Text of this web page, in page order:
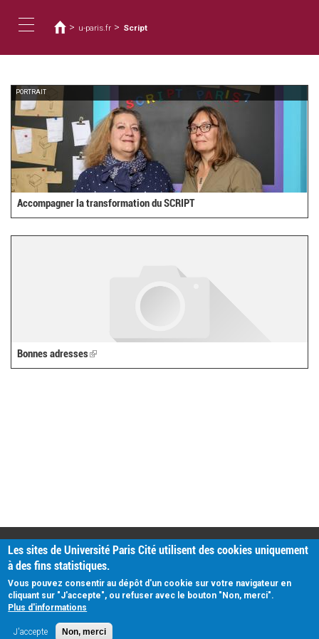
contenu
navigation
êtes
ici
> u-paris.fr > Script
PORTRAIT
Accompagner la transformation du SCRIPT
Bonnes adresses(link
is
PRATIQUE
Plan d'accès
Intranet
Mentions légales
Données personnelles
Les sites de Université Paris Cité utilisent des cookies uniquement
à des fins statistiques.
Vous pouvez consentir au dépôt d'un cookie sur votre navigateur en
cliquant sur "J'accepte", ou refuser avec le bouton "Non, merci".
Plus d'informations
J'accepte Non, merci